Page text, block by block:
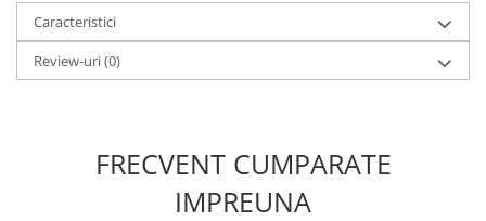
Caracteristici
Review-uri(0)
FRECVENT CUMPARATE
IMPREUNA